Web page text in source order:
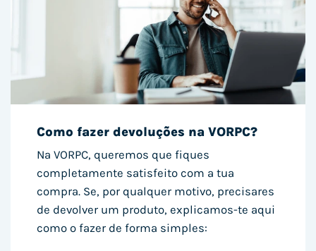
Como fazer devoluções na VORPC?
Na VORPC, queremos que fiques
completamente satisfeito com a tua
compra. Se, por qualquer motivo, precisares
de devolver um produto, explicamos-te aqui
como o fazer de forma simples: